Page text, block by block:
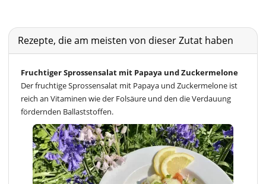
Rezepte, die am meisten von dieser Zutat haben
Fruchtiger Sprossensalat mit Papaya und Zuckermelone
Der fruchtige Sprossensalat mit Papaya und Zuckermelone ist
reich an Vitaminen wie der Folsäure und den die Verdauung
fördernden Ballaststoffen.